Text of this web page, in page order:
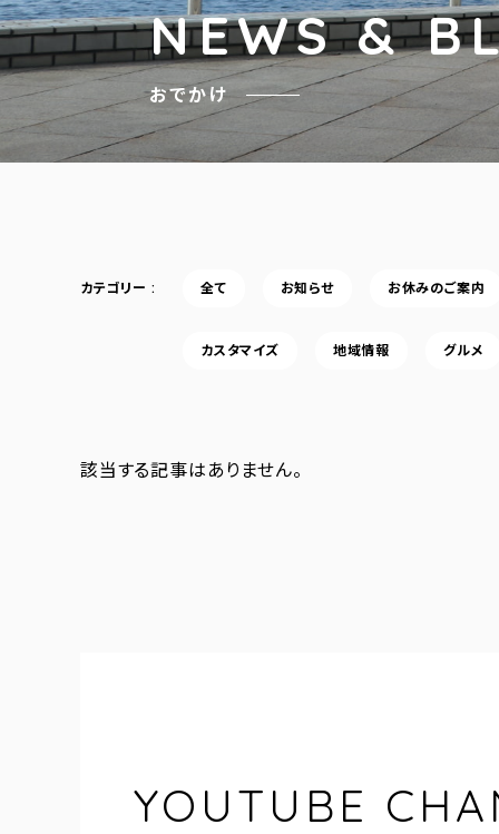
NEWS &
おでかけ
カテゴリー 全て お知らせ お休みのご案内
カスタマイズ 地域情報 グルメ
該当する記事はありません。
YOUTUBE